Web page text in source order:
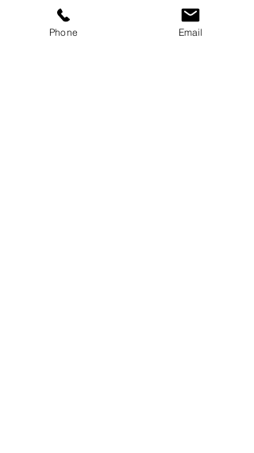
Phone Email